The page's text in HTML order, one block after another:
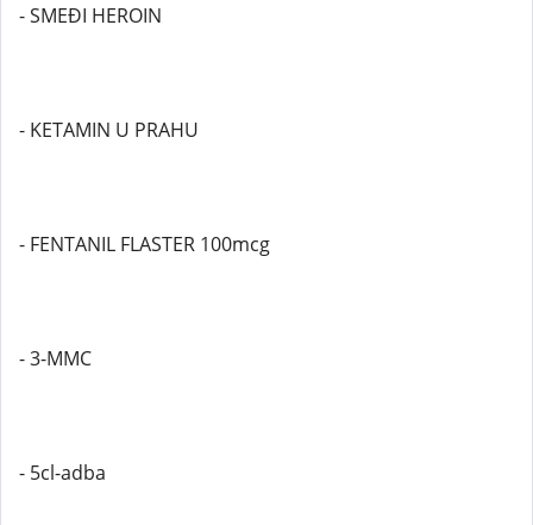
- SMEĐI HEROIN
- KETAMIN U PRAHU
- FENTANIL FLASTER 100mcg
- 3-MMC
- 5cl-adba